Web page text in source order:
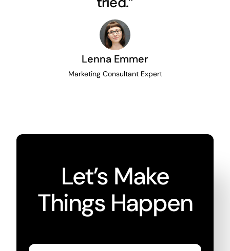
Lenna Emmer
Marketing Consultant Expert
Let’s Make
Things Happen